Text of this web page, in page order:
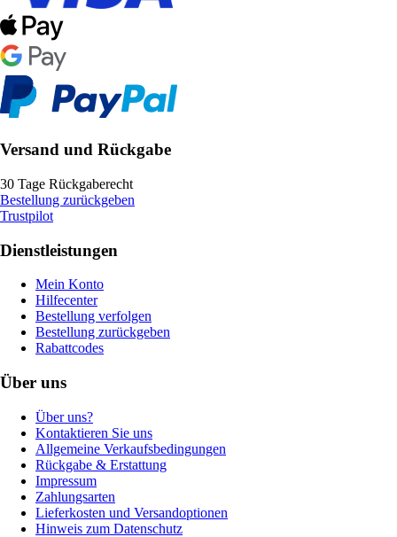
Versand und Rückgabe
30 Tage Rückgaberecht
Bestellung zurückgeben
Trustpilot
Dienstleistungen
Mein Konto
Hilfecenter
Bestellung verfolgen
Bestellung zurückgeben
Rabattcodes
Über uns
Über uns?
Kontaktieren Sie uns
Allgemeine Verkaufsbedingungen
Rückgabe & Erstattung
Impressum
Zahlungsarten
Lieferkosten und Versandoptionen
Hinweis zum Datenschutz